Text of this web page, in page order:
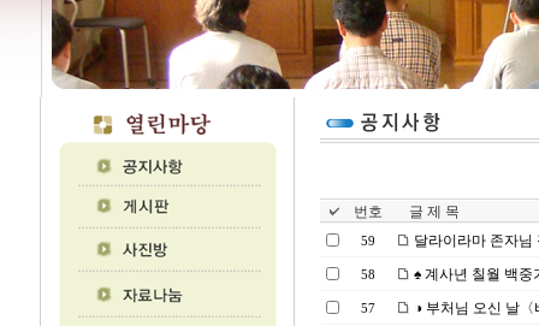
번호 글 제 목
59 달라이라마 존자님
58 ♠ 계사년 칠월 백중
57 ◑ 부처님 오신 날